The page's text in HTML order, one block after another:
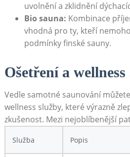
uvolnění a zklidnění
Bio sauna: Kombinace
vhodná pro ty, kteří
podmínky finské sauny.
Ošetření a
Vedle samotné saunování
wellness služby, které výrazně
zkušenost. Mezi nejoblíbenější
Služba Popis